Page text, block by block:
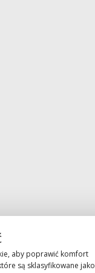
aby poprawić komfort
są sklasyfikowane jako